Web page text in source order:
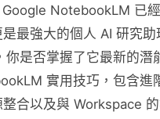
NotebookLM 已
最強大的個人 AI 研究助
你是否掌握了它最新的潛
實用技巧，包含進
合以及與 Workspace 的